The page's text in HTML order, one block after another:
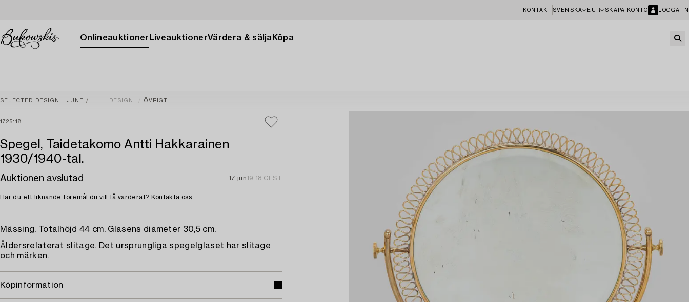
KONTAKT SVENSKA EUR SKAPA KONTO LOGGA IN
Onlineauktioner LiveauktionerVärdera & sälja Köpa
SELECTED DESIGN – JUNE DESIGN ÖVRIGT
1725118
Spegel, Taidetakomo Antti Hakkarainen
1930/1940-tal.
Auktionen avslutad 17 jun19:18 CEST
Har du ett liknande föremål du vill få värderat? Kontakta oss
Mässing. Totalhöjd 44 cm. Glasens diameter 30,5 cm.
Åldersrelaterat slitage. Det ursprungliga spegelglaset har slitage
och märken.
Köpinformation